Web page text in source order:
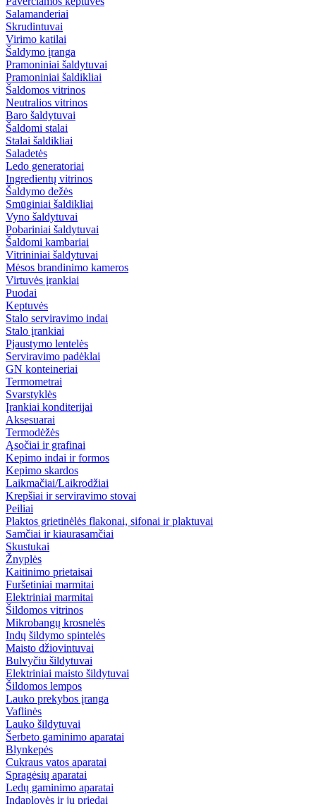
Salamanderiai
Skrudintuvai
Virimo katilai
Šaldymo įranga
Pramoniniai šaldytuvai
Pramoniniai šaldikliai
Šaldomos vitrinos
Neutralios vitrinos
Baro šaldytuvai
Šaldomi stalai
Stalai šaldikliai
Saladetės
Ledo generatoriai
Ingredientų vitrinos
Šaldymo dežės
Smūginiai šaldikliai
Vyno šaldytuvai
Pobariniai šaldytuvai
Šaldomi kambariai
Vitrininiai šaldytuvai
Mėsos brandinimo kameros
Virtuvės įrankiai
Puodai
Keptuvės
Stalo serviravimo indai
Stalo įrankiai
Pjaustymo lentelės
Serviravimo padėklai
GN konteineriai
Termometrai
Svarstyklės
Įrankiai konditerijai
Aksesuarai
Termodėžės
Ąsočiai ir grafinai
Kepimo indai ir formos
Kepimo skardos
Laikmačiai/Laikrodžiai
Krepšiai ir serviravimo stovai
Peiliai
Plaktos grietinėlės flakonai, sifonai ir plaktuvai
Samčiai ir kiaurasamčiai
Skustukai
Žnyplės
Kaitinimo prietaisai
Furšetiniai marmitai
Elektriniai marmitai
Šildomos vitrinos
Mikrobangų krosnelės
Indų šildymo spintelės
Maisto džiovintuvai
Bulvyčiu šildytuvai
Elektriniai maisto šildytuvai
Šildomos lempos
Lauko prekybos įranga
Vaflinės
Lauko šildytuvai
Šerbeto gaminimo aparatai
Blynkepės
Cukraus vatos aparatai
Spragėsių aparatai
Ledų gaminimo aparatai
Indaplovės ir jų priedai